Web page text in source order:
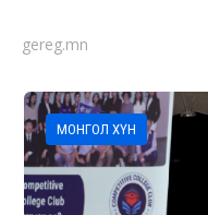
gereg.mn
МОНГОЛ ХҮН